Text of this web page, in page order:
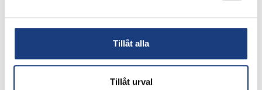
Tillåt alla
Tillåt urval
Programfördjupning, 500 poäng
Estetisk kommunikation
1